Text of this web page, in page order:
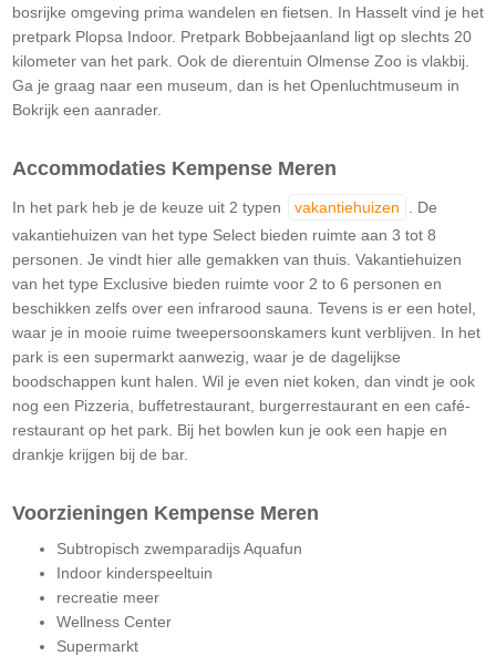
bosrijke omgeving prima wandelen en fietsen. In Hasselt vind je het
pretpark Plopsa Indoor. Pretpark Bobbejaanland ligt op slechts 20
kilometer van het park. Ook de dierentuin Olmense Zoo is vlakbij.
Ga je graag naar een museum, dan is het Openluchtmuseum in
Bokrijk een aanrader.
Accommodaties Kempense Meren
In het park heb je de keuze uit 2 typen vakantiehuizen
. De
vakantiehuizen van het type Select bieden ruimte aan 3 tot 8
personen. Je vindt hier alle gemakken van thuis. Vakantiehuizen
van het type Exclusive bieden ruimte voor 2 to 6 personen en
beschikken zelfs over een infrarood sauna. Tevens is er een hotel,
waar je in mooie ruime tweepersoonskamers kunt verblijven. In het
park is een supermarkt aanwezig, waar je de dagelijkse
boodschappen kunt halen. Wil je even niet koken, dan vindt je ook
nog een Pizzeria, buffetrestaurant, burgerrestaurant en een café-
restaurant op het park. Bij het bowlen kun je ook een hapje en
drankje krijgen bij de bar.
Voorzieningen Kempense Meren
Subtropisch zwemparadijs Aquafun
Indoor kinderspeeltuin
recreatie meer
Wellness Center
Supermarkt